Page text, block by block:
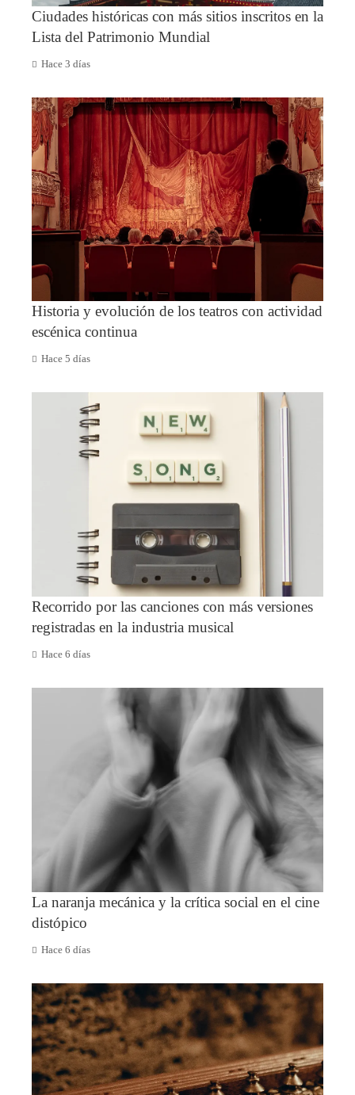
Ciudades históricas con más sitios inscritos en la
Lista del Patrimonio Mundial
Hace 3 días
Historia y evolución de los teatros con actividad
escénica continua
Hace 5 días
Recorrido por las canciones con más versiones
registradas en la industria musical
Hace 6 días
La naranja mecánica y la crítica social en el cine
distópico
Hace 6 días